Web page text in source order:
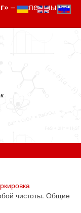
– экспертные
чистоты. Общие